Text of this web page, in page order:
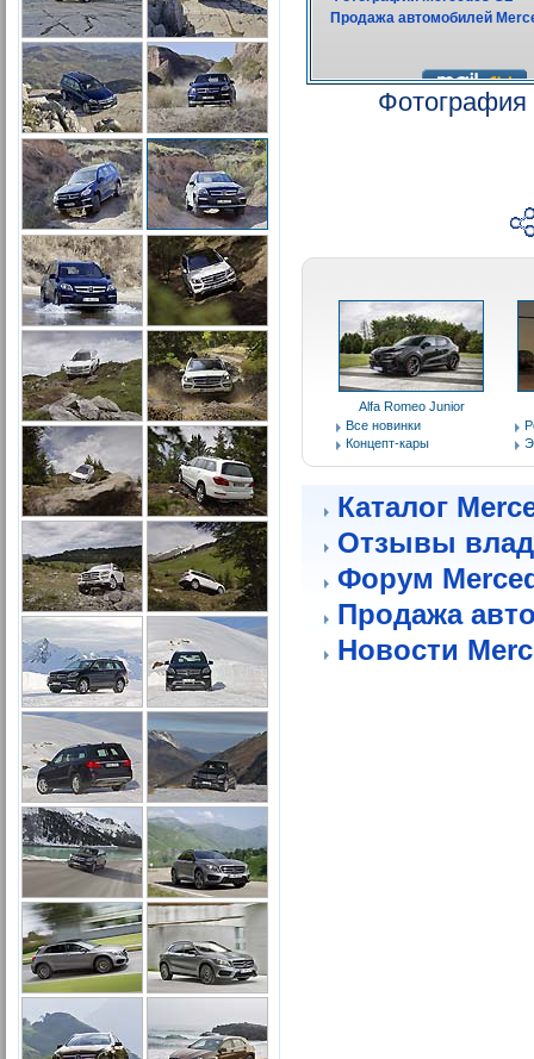
Фотография
Alfa Romeo Junior
Все новинки
Концепт-кары
Каталог
Отзывы
Форум
Продажа
Новости